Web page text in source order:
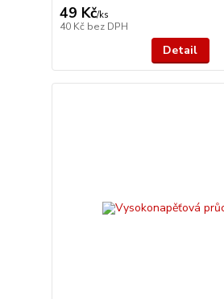
49 Kč/ks
40 Kč bez DPH
Detail